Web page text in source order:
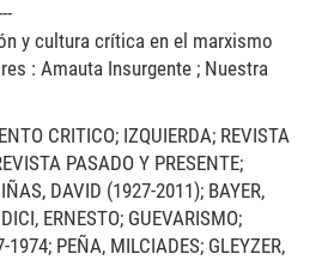
y cultura crítica en el marxismo
: Amauta Insurgente ; Nuestra
CRITICO; IZQUIERDA; REVISTA
PASADO Y PRESENTE;
DAVID (1927-2011); BAYER,
ERNESTO; GUEVARISMO;
1974; PEÑA, MILCIADES; GLEYZER,